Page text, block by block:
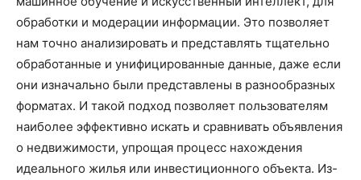
обработки и модерации информации. Это позволяет
нам точно анализировать и представлять тщательно
обработанные и унифицированные данные, даже если
они изначально были представлены в разнообразных
форматах. И такой подход позволяет пользователям
наиболее эффективно искать и сравнивать объявления
о недвижимости, упрощая процесс нахождения
идеального жилья или инвестиционного объекта. Из-